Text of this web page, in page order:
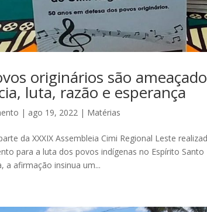
originários são
luta, razão e esperança
| ago 19, 2022 | Matérias
da XXXIX Assembleia Cimi Regional Leste
para a luta dos povos indígenas no Espírito Santo
a afirmação insinua um...